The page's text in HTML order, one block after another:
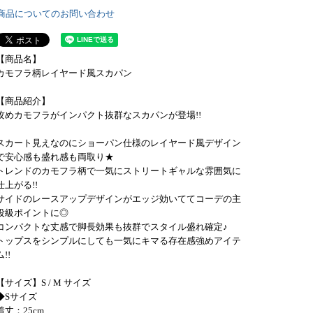
品についてのお問い合わせ
商品名】
モフラ柄レイヤード風スカパン
商品紹介】
めカモフラがインパクト抜群なスカパンが登場!!
カート見えなのにショーパン仕様のレイヤード風デザイン
安心感も盛れ感も両取り★
レンドのカモフラ柄で一気にストリートギャルな雰囲気に
上がる!!
イドのレースアップデザインがエッジ効いててコーデの主
級ポイントに◎
ンパクトな丈感で脚長効果も抜群でスタイル盛れ確定♪
ップスをシンプルにしても一気にキマる存在感強めアイテ
!!
サイズ】S / M サイズ
サイズ
丈：25cm